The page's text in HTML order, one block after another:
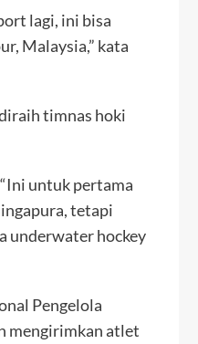
lagi, ini bisa
Malaysia,” kata
timnas hoki
untuk pertama
tetapi
underwater hockey
Pengelola
mengirimkan atlet